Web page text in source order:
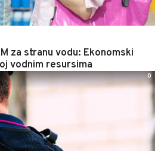
za stranu vodu: Ekonomski
vodnim resursima
0